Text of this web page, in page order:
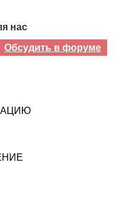
нас
Обсудить в форуме